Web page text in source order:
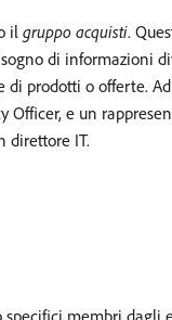
il gruppo acquisti.
di informazioni
prodotti o offerte.
e un
direttore IT.
membri